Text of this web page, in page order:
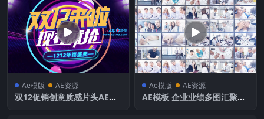
Ae模版 AE资源
双12促销创意质感片头AE模
Ae模版 AE资源
AE模板 企业业绩多图汇聚照